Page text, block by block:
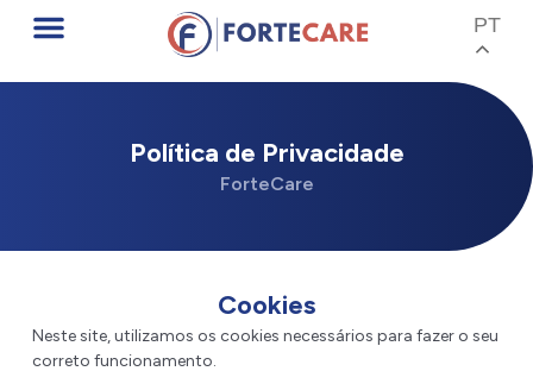
PT
Política de Privacidade
ForteCare
Cookies
Neste site, utilizamos os cookies necessários para fazer o seu
correto funcionamento.